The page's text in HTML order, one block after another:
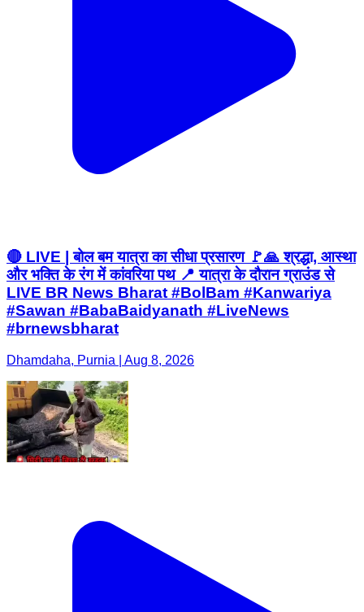
🔴 LIVE | बोल बम यात्रा का सीधा प्रसारण 🚩🙏 श्रद्धा, आस्था
और भक्ति के रंग में कांवरिया पथ 📍 यात्रा के दौरान ग्राउंड से
LIVE BR News Bharat #BolBam #Kanwariya
#Sawan #BabaBaidyanath #LiveNews
#brnewsbharat
Dhamdaha, Purnia | Aug 8, 2026